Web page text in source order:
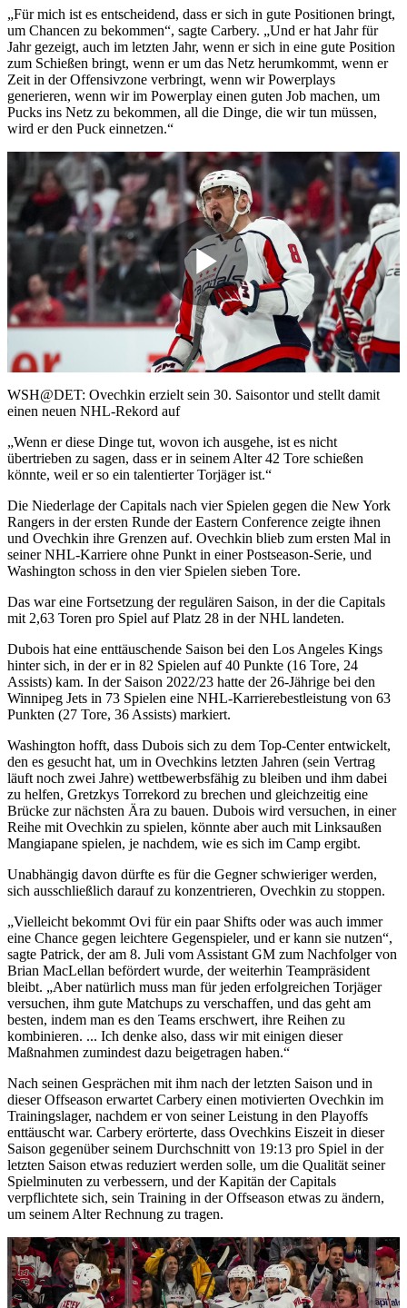
„Für mich ist es entscheidend, dass er sich in gute Positionen bringt,
um Chancen zu bekommen“, sagte Carbery. „Und er hat Jahr für
Jahr gezeigt, auch im letzten Jahr, wenn er sich in eine gute Position
zum Schießen bringt, wenn er um das Netz herumkommt, wenn er
Zeit in der Offensivzone verbringt, wenn wir Powerplays
generieren, wenn wir im Powerplay einen guten Job machen, um
Pucks ins Netz zu bekommen, all die Dinge, die wir tun müssen,
wird er den Puck einnetzen.“
Play
Video
WSH@DET: Ovechkin erzielt sein 30. Saisontor und stellt damit
einen neuen NHL-Rekord auf
„Wenn er diese Dinge tut, wovon ich ausgehe, ist es nicht
übertrieben zu sagen, dass er in seinem Alter 42 Tore schießen
könnte, weil er so ein talentierter Torjäger ist.“
Die Niederlage der Capitals nach vier Spielen gegen die New York
Rangers in der ersten Runde der Eastern Conference zeigte ihnen
und Ovechkin ihre Grenzen auf. Ovechkin blieb zum ersten Mal in
seiner NHL-Karriere ohne Punkt in einer Postseason-Serie, und
Washington schoss in den vier Spielen sieben Tore.
Das war eine Fortsetzung der regulären Saison, in der die Capitals
mit 2,63 Toren pro Spiel auf Platz 28 in der NHL landeten.
Dubois hat eine enttäuschende Saison bei den Los Angeles Kings
hinter sich, in der er in 82 Spielen auf 40 Punkte (16 Tore, 24
Assists) kam. In der Saison 2022/23 hatte der 26-Jährige bei den
Winnipeg Jets in 73 Spielen eine NHL-Karrierebestleistung von 63
Punkten (27 Tore, 36 Assists) markiert.
Washington hofft, dass Dubois sich zu dem Top-Center entwickelt,
den es gesucht hat, um in Ovechkins letzten Jahren (sein Vertrag
läuft noch zwei Jahre) wettbewerbsfähig zu bleiben und ihm dabei
zu helfen, Gretzkys Torrekord zu brechen und gleichzeitig eine
Brücke zur nächsten Ära zu bauen. Dubois wird versuchen, in einer
Reihe mit Ovechkin zu spielen, könnte aber auch mit Linksaußen
Mangiapane spielen, je nachdem, wie es sich im Camp ergibt.
Unabhängig davon dürfte es für die Gegner schwieriger werden,
sich ausschließlich darauf zu konzentrieren, Ovechkin zu stoppen.
„Vielleicht bekommt Ovi für ein paar Shifts oder was auch immer
eine Chance gegen leichtere Gegenspieler, und er kann sie nutzen“,
sagte Patrick, der am 8. Juli vom Assistant GM zum Nachfolger von
Brian MacLellan befördert wurde, der weiterhin Teampräsident
bleibt. „Aber natürlich muss man für jeden erfolgreichen Torjäger
versuchen, ihm gute Matchups zu verschaffen, und das geht am
besten, indem man es den Teams erschwert, ihre Reihen zu
kombinieren. ... Ich denke also, dass wir mit einigen dieser
Maßnahmen zumindest dazu beigetragen haben.“
Nach seinen Gesprächen mit ihm nach der letzten Saison und in
dieser Offseason erwartet Carbery einen motivierten Ovechkin im
Trainingslager, nachdem er von seiner Leistung in den Playoffs
enttäuscht war. Carbery erörterte, dass Ovechkins Eiszeit in dieser
Saison gegenüber seinem Durchschnitt von 19:13 pro Spiel in der
letzten Saison etwas reduziert werden solle, um die Qualität seiner
Spielminuten zu verbessern, und der Kapitän der Capitals
verpflichtete sich, sein Training in der Offseason etwas zu ändern,
um seinem Alter Rechnung zu tragen.